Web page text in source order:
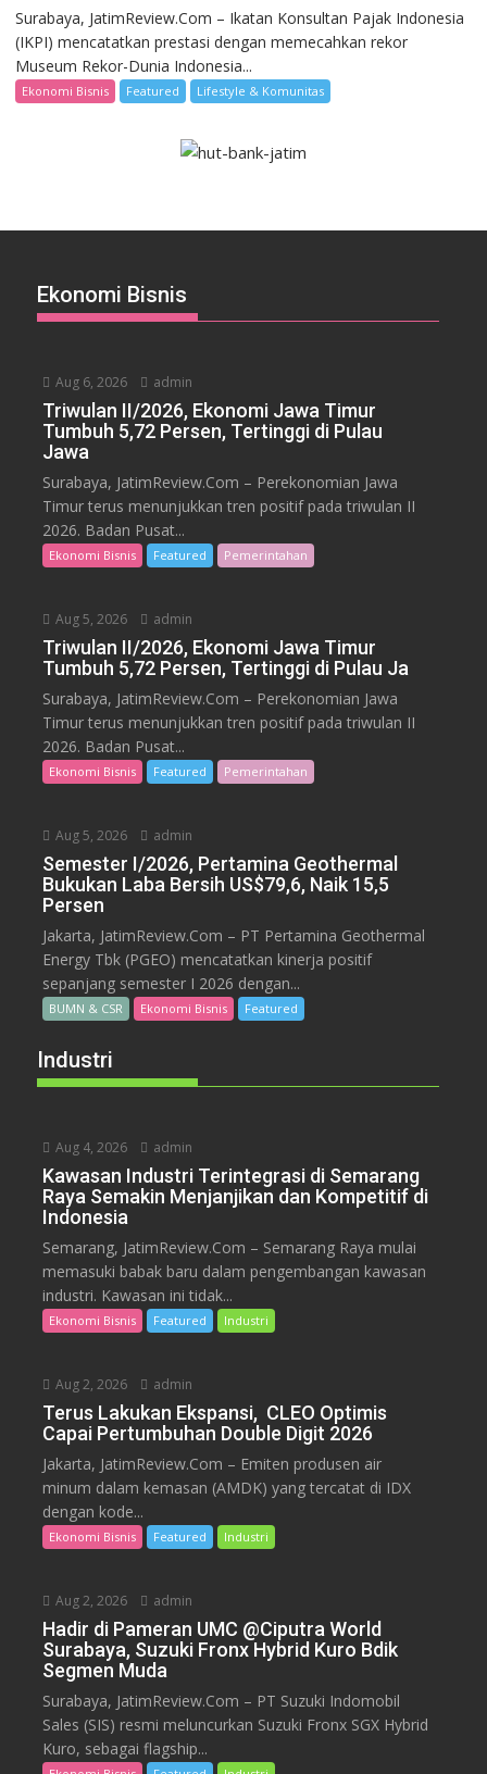
Surabaya, JatimReview.Com – Ikatan Konsultan Pajak Indonesia
(IKPI) mencatatkan prestasi dengan memecahkan rekor
Museum Rekor-Dunia Indonesia...
Ekonomi Bisnis Featured Lifestyle & Komunitas
Ekonomi Bisnis
Aug 6, 2026 admin
Triwulan II/2026, Ekonomi Jawa Timur
Tumbuh 5,72 Persen, Tertinggi di Pulau
Jawa
Surabaya, JatimReview.Com – Perekonomian Jawa
Timur terus menunjukkan tren positif pada triwulan II
2026. Badan Pusat...
Ekonomi Bisnis Featured Pemerintahan
Aug 5, 2026 admin
Triwulan II/2026, Ekonomi Jawa Timur
Tumbuh 5,72 Persen, Tertinggi di Pulau Ja
Surabaya, JatimReview.Com – Perekonomian Jawa
Timur terus menunjukkan tren positif pada triwulan II
2026. Badan Pusat...
Ekonomi Bisnis Featured Pemerintahan
Aug 5, 2026 admin
Semester I/2026, Pertamina Geothermal
Bukukan Laba Bersih US$79,6, Naik 15,5
Persen
Jakarta, JatimReview.Com – PT Pertamina Geothermal
Energy Tbk (PGEO) mencatatkan kinerja positif
sepanjang semester I 2026 dengan...
BUMN & CSR Ekonomi Bisnis Featured
Industri
Aug 4, 2026 admin
Kawasan Industri Terintegrasi di Semarang
Raya Semakin Menjanjikan dan Kompetitif di
Indonesia
Semarang, JatimReview.Com – Semarang Raya mulai
memasuki babak baru dalam pengembangan kawasan
industri. Kawasan ini tidak...
Ekonomi Bisnis Featured Industri
Aug 2, 2026 admin
Terus Lakukan Ekspansi, CLEO Optimis
Capai Pertumbuhan Double Digit 2026
Jakarta, JatimReview.Com – Emiten produsen air
minum dalam kemasan (AMDK) yang tercatat di IDX
dengan kode...
Ekonomi Bisnis Featured Industri
Aug 2, 2026 admin
Hadir di Pameran UMC @Ciputra World
Surabaya, Suzuki Fronx Hybrid Kuro Bdik
Segmen Muda
Surabaya, JatimReview.Com – PT Suzuki Indomobil
Sales (SIS) resmi meluncurkan Suzuki Fronx SGX Hybrid
Kuro, sebagai flagship...